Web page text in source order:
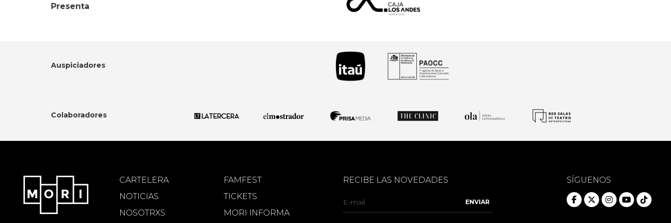
Presenta
Auspiciadores
Colaboradores
CARTELERA
NOTICIAS
NOSOTRXS
FAMFEST
TICKETS
MORI INFORMA
RECIBE LAS NOVEDADES SÍGUENOS